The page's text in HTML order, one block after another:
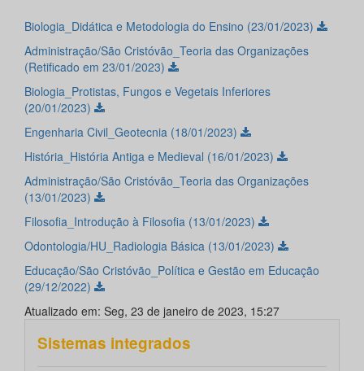
Biologia_Didática e Metodologia do Ensino (23/01/2023)
Administração/São Cristóvão_Teoria das Organizações
(Retificado em 23/01/2023)
Biologia_Protistas, Fungos e Vegetais Inferiores
(20/01/2023)
Engenharia Civil_Geotecnia (18/01/2023)
História_História Antiga e Medieval (16/01/2023)
Administração/São Cristóvão_Teoria das Organizações
(13/01/2023)
Filosofia_Introdução à Filosofia (13/01/2023)
Odontologia/HU_Radiologia Básica (13/01/2023)
Educação/São Cristóvão_Política e Gestão em Educação
(29/12/2022)
Atualizado em: Seg, 23 de janeiro de 2023, 15:27
Sistemas integrados